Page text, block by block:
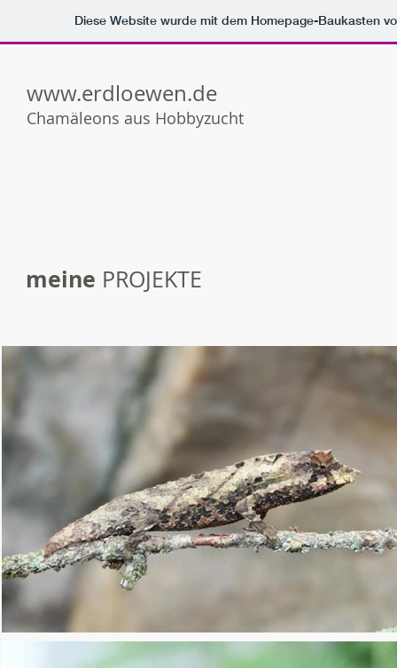
Diese Website wurde mit dem Homepage-Baukasten
www.erdloewen.de
Chamäleons aus Hobbyzucht
meine PROJEKTE